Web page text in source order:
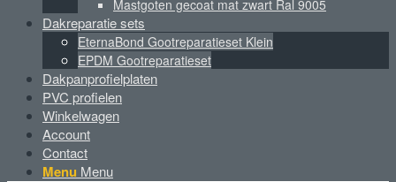
Mastgoten gecoat mat zwart Ral 9005
Dakreparatie sets
EternaBond Gootreparatieset Klein
EPDM Gootreparatieset
Dakpanprofielplaten
PVC profielen
Winkelwagen
Account
Contact
Menu Menu